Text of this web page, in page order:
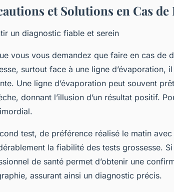
et Solutions en Cas de
un diagnostic fiable et serein
vous vous demandez que faire en cas de
surtout face à une ligne d’évaporation,
Une ligne d’évaporation peut souvent
donnant l’illusion d’un résultat positif.
test, de préférence réalisé le matin
la fiabilité des tests grossesse.
de santé permet d’obtenir une
assurant ainsi un diagnostic précis.